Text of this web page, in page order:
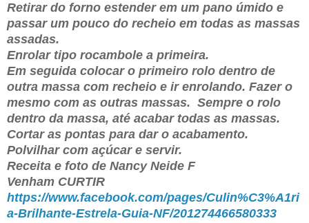
Retirar do forno estender em um pano úmido e
passar um pouco do recheio em todas as massas
assadas.
Enrolar tipo rocambole a primeira.
Em seguida colocar o primeiro rolo dentro de
outra massa com recheio e ir enrolando. Fazer o
mesmo com as outras massas. Sempre o rolo
dentro da massa, até acabar todas as massas.
Cortar as pontas para dar o acabamento.
Polvilhar com açúcar e servir.
Receita e foto de Nancy Neide F
Venham CURTIR
https://www.facebook.com/pages/Culin%C3%A1ri
a-Brilhante-Estrela-Guia-NF/201274466580333